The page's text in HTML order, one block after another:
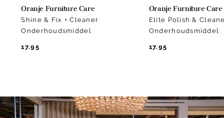
Oranje Furniture Care
Shine & Fix + Cleaner
Onderhoudsmiddel
17.95
Oranje Furniture Care
Elite Polish &
Onderhoudsmiddel
17.95